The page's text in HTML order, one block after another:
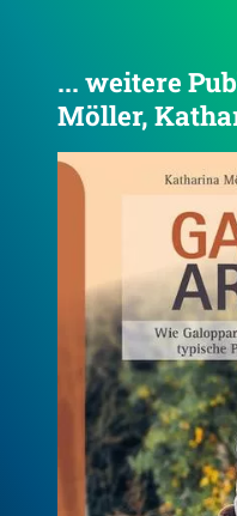
... weitere
Möller,